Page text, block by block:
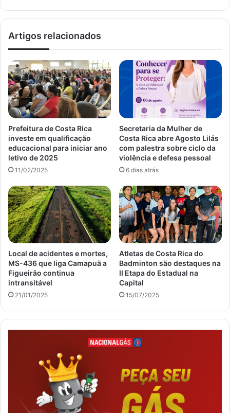
Artigos relacionados
Prefeitura de Costa Rica
investe em qualificação
educacional para iniciar ano
letivo de 2025
11/02/2025
Secretaria da Mulher de
Costa Rica abre Agosto Lilás
com palestra sobre ciclo da
violência e defesa pessoal
6 dias atrás
Local de acidentes e mortes,
MS-436 que liga Camapuã a
Figueirão continua
intransitável
21/01/2025
Atletas de Costa Rica do
Badminton são destaques na
II Etapa do Estadual na
Capital
15/07/2025